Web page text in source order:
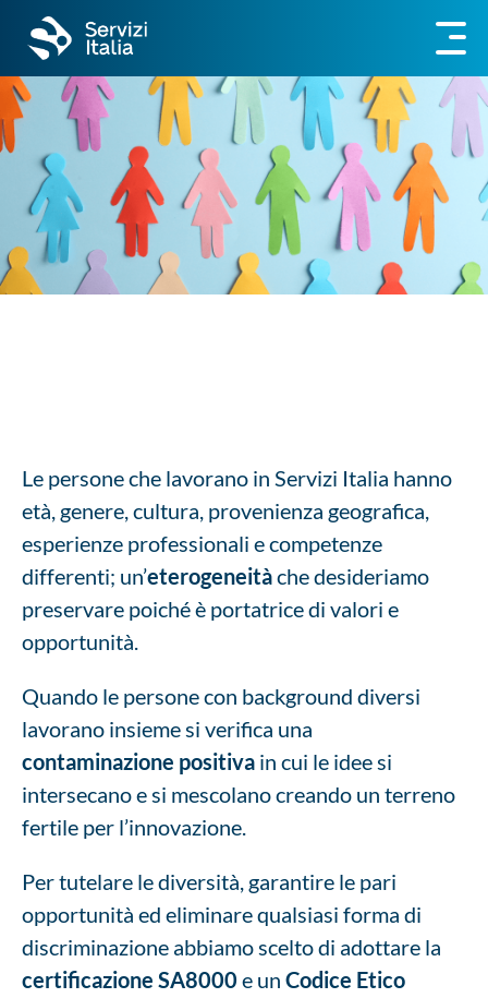
Le persone che lavorano in Servizi Italia hanno
età, genere, cultura, provenienza geografica,
esperienze professionali e competenze
differenti; un’eterogeneitàche desideriamo
preservare poiché è portatrice di valori e
opportunità.
Quando le persone con background diversi
lavorano insieme si verifica una
contaminazione positiva in cui le idee si
intersecano e si mescolano creando un terreno
fertile per l’innovazione.
Per tutelare le diversità, garantire le pari
opportunità ed eliminare qualsiasi forma di
discriminazione abbiamo scelto di adottare la
certificazione SA8000 e un Codice Etico